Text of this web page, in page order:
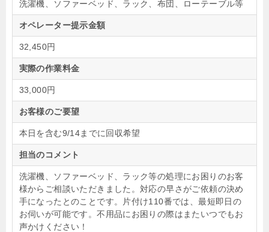
洗濯機、ソファーベッド、ラック、布団、ローテーブル等
オペレーター提示金額
32,450円
実際の作業料金
33,000円
お客様のご要望
本日を含む9/14までに回収希望
担当のコメント
洗濯機、ソファーベッド、ラック等の処理にお困りのお客
様からご相談いただきました。対応の早さがご依頼の決め
手になったとのことです。片付け110番では、最短即日の
お伺いが可能です。不用品にお困りの際はまたいつでもお
声かけください！